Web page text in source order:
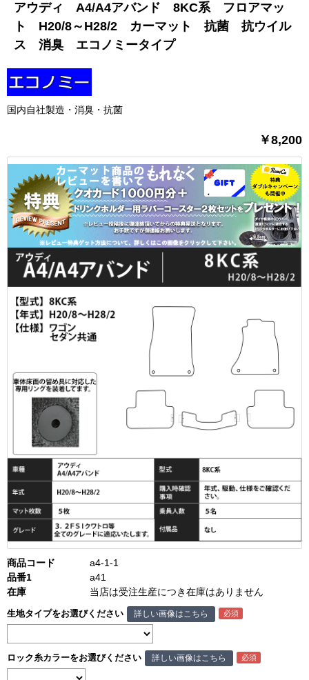
アウディ A4/A4アバンド 8KC系 フロアマッ
ト H20/8～H28/2 カーマット 抗菌 抗ウイル
ス 消臭 エコノミータイプ
国内自社製造・消臭・抗菌
￥8,200
商品コード
a4-1-1
品番1
a41
在庫
当店は受注生産につき在庫はありません
生地タイプをお選びください 詳しい画像はこちら
ロック糸カラーをお選びください 詳しい画像はこちら